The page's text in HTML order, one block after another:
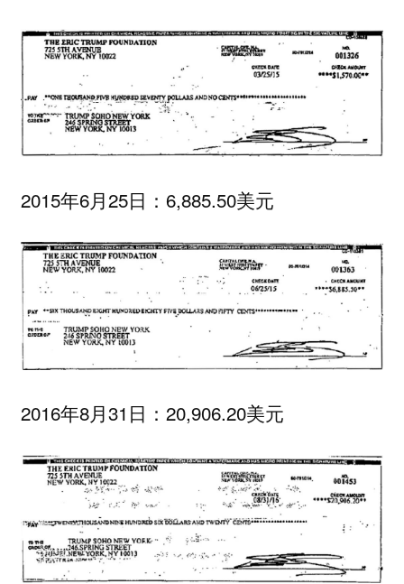
2015年6月25日：6,885.50美元
2016年8月31日：20,906.20美元